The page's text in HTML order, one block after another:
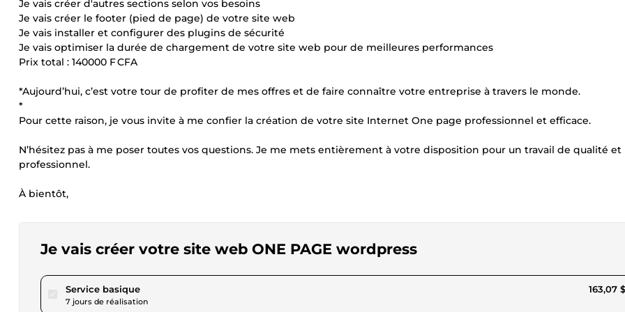
Je vais créer d'autres sections selon vos besoins
Je vais créer le footer (pied de page) de votre site web
Je vais installer et configurer des plugins de sécurité
Je vais optimiser la durée de chargement de votre site web pour de meilleures performances
Prix total : 140000 F CFA
*Aujourd’hui, c’est votre tour de profiter de mes offres et de faire connaître votre entreprise à travers le monde.
*
Pour cette raison, je vous invite à me confier la création de votre site Internet One page professionnel et efficace.
N’hésitez pas à me poser toutes vos questions. Je me mets entièrement à votre disposition pour un travail de qualité et
professionnel.
À bientôt,
Je vais créer votre site web ONE PAGE wordpress
Service basiquepour 150,29 $US
7 jours de réalisation
163,07